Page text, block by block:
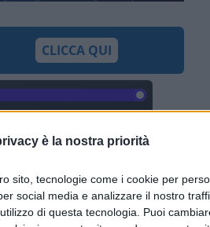
è la nostra priorità
sito, tecnologie come i cookie per
social media e analizzare il nostro
di questa tecnologia. Puoi
CLICCA QUI
0:00/--:--
climatica,
al banchiere
che, ha